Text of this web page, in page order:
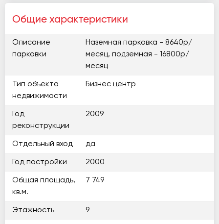
Общие характеристики
Описание
парковки
Наземная парковка - 8640р/
месяц, подземная - 16800р/
месяц
Тип объекта
недвижимости
Бизнес центр
Год
реконструкции
2009
Отдельный вход да
Год постройки 2000
Общая площадь,
кв.м.
7 749
Этажность 9